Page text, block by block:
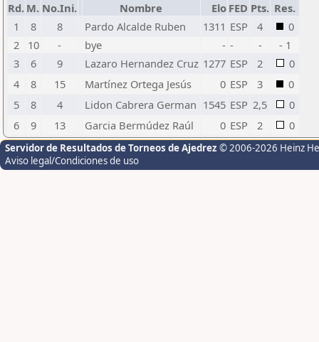
Rd. M. No.Ini. Nombre Elo FED Pts. Res.
1
8 8 Pardo Alcalde Ruben 1311 ESP 4
0
2
10 - bye - - -
- 1
3
6 9 Lazaro Hernandez Cruz 1277 ESP 2
0
4
8 15 Martínez Ortega Jesús 0 ESP 3
0
5
8 4 Lidon Cabrera German 1545 ESP 2,5
0
6
9 13 Garcia Bermúdez Raúl 0 ESP 2 0
Servidor de Resultados de Torneos de Ajedrez © 2006-2026 Heinz
Aviso legal/Condiciones de uso